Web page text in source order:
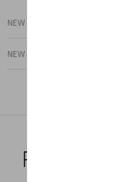
NEW PASSAT
NEW PASSAT VARIANT
Produits